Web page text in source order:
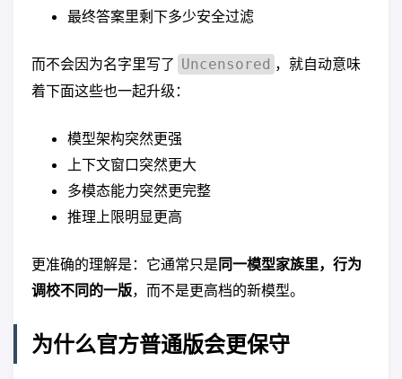
最终答案里剩下多少安全过滤
而不会因为名字里写了 Uncensored ，就自动意味
着下面这些也一起升级：
模型架构突然更强
上下文窗口突然更大
多模态能力突然更完整
推理上限明显更高
更准确的理解是：它通常只是同一模型家族里，行为
调校不同的一版，而不是更高档的新模型。
为什么官方普通版会更保守